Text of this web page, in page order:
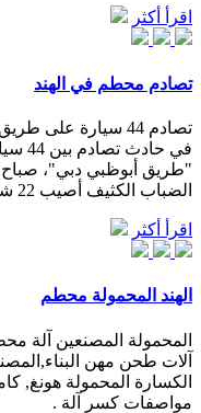
اقرأ أكثر
تصادم محطم في الهند
في
"طريق أبوظبي دبي"، صباح
الضباب الكثيف أصيب 22 شخصا في حادث تصادم بين 44 سيارة ...
اقرأ أكثر
الهند المحمولة محطم
المحمولة المصنعين آلة
آلات طحن مهن
الكسارة المحمولة هونغ,
مواصفات كسر آلة .